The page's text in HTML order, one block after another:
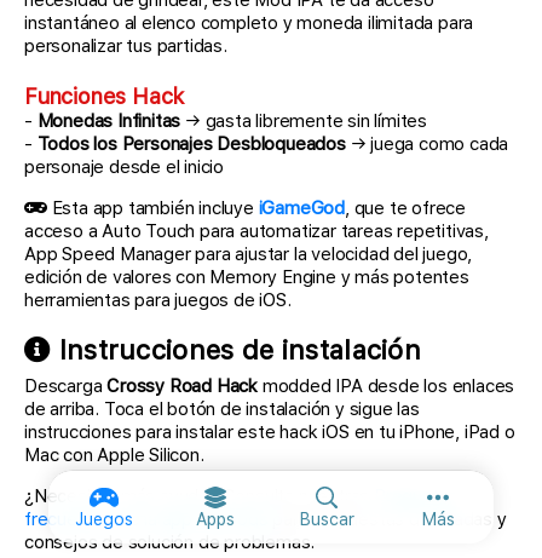
Juegos Apps Buscar MásMás
instantáneo al elenco completo y moneda ilimitada para
personalizar tus partidas.
Funciones Hack
- Monedas Infinitas → gasta libremente sin límites
- Todos los Personajes Desbloqueados→ juega como cada
personaje desde el inicio
Esta app también incluye iGameGod, que te ofrece
acceso a Auto Touch para automatizar tareas repetitivas,
App Speed Manager para ajustar la velocidad del juego,
edición de valores con Memory Engine y más potentes
herramientas para juegos de iOS.
Instrucciones de instalación
DescargaCrossy Road Hack modded IPA desde los enlaces
de arriba. Toca el botón de instalación y sigue las
instrucciones para instalar este hack iOS en tu iPhone, iPad o
Mac con Apple Silicon.
¿Necesitas más ayuda? Consulta nuestras
Preguntas
frecuentes de la app iOSGods
para respuestas detalladas y
consejos de solución de problemas.